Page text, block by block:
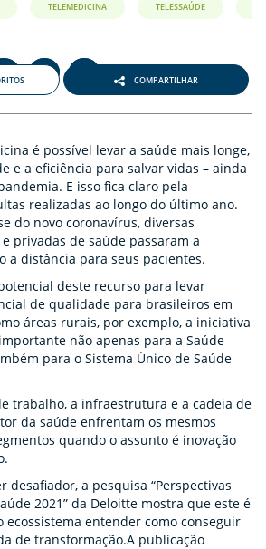
TELEMEDICINA TELESSAÚDE
COMPARTILHAR
é possível levar a saúde mais longe,
e a eficiência para salvar vidas – ainda
E isso fica claro pela
realizadas ao longo do último ano.
do novo coronavírus, diversas
privadas de saúde passaram a
a distância para seus pacientes.
deste recurso para levar
de qualidade para brasileiros em
áreas rurais, por exemplo, a iniciativa
não apenas para a Saúde
para o Sistema Único de Saúde
trabalho, a infraestrutura e a cadeia de
da saúde enfrentam os mesmos
quando o assunto é inovação
desafiador, a pesquisa “Perspectivas
2021” da Deloitte mostra que este é
ecossistema entender como conseguir
de transformação.A publicação